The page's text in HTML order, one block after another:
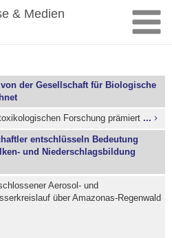
& Medien
der Gesellschaft für Biologische
Forschung prämiert...
entschlüsseln Bedeutung
und Niederschlagsbildung
Aerosol- und
über Amazonas-Regenwald